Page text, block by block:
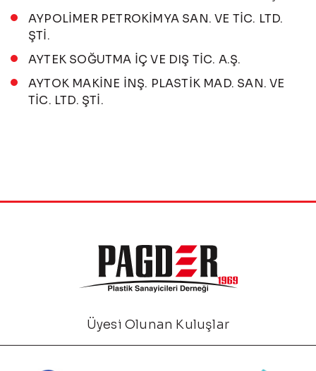
AYPOLİMER PETROKİMYA SAN. VE TİC. LTD.
ŞTİ.
AYTEK SOĞUTMA İÇ VE DIŞ TİC. A.Ş.
AYTOK MAKİNE İNŞ. PLASTİK MAD. SAN. VE
TİC. LTD. ŞTİ.
Üyesi Olunan Kuluşlar